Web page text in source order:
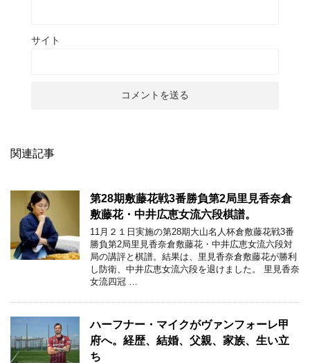
サイト
関連記事
第28期敷藤花戦3番勝負第2局里見香奈倉
敷藤花・中井広恵女流六段棋譜。
11月２１日実施の第28期大山名人杯倉敷藤花戦3番
勝負第2局里見香奈倉敷藤花・中井広恵女流六段対
局の講評と棋譜。結果は、里見香奈倉敷藤花が勝利
し防衛、中井広恵女流六段を退けました。 里見香奈
女流四冠 …
ハーフナー・マイクがヴァンフォーレ甲
府へ。経歴、結婚、父親、家族、生い立
ち